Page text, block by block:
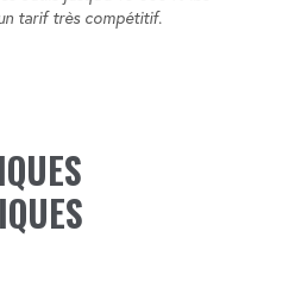
tarif très compétitif.